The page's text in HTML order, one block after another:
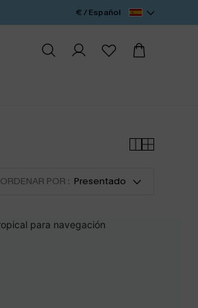
€ / Español
ORDENAR POR : Presentado